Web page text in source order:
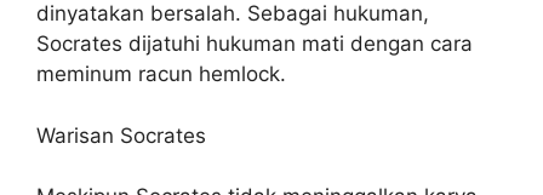
dinyatakan bersalah. Sebagai hukuman,
Socrates dijatuhi hukuman mati dengan cara
meminum racun hemlock.
Warisan Socrates